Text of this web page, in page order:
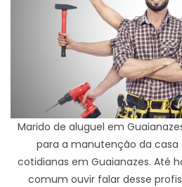
Marido de aluguel em
para a manutenção da casa
cotidianas em Guaianazes. Até
comum ouvir falar desse